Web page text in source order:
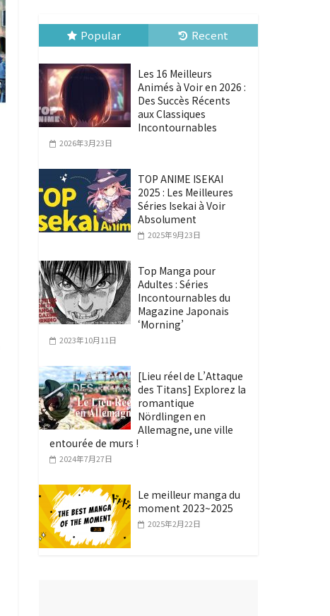
Popular Recent
Les 16 Meilleurs
Animés à Voir en 2026 :
Des Succès Récents
aux Classiques
Incontournables
2026年3月23日
TOP ANIME ISEKAI
2025 : Les Meilleures
Séries Isekai à Voir
Absolument
2025年9月23日
Top Manga pour
Adultes : Séries
Incontournables du
Magazine Japonais
‘Morning’
2023年10月11日
[Lieu réel de L’Attaque
des Titans] Explorez la
romantique
Nördlingen en
Allemagne, une ville
entourée de murs !
2024年7月27日
Le meilleur manga du
moment 2023~2025
2025年2月22日